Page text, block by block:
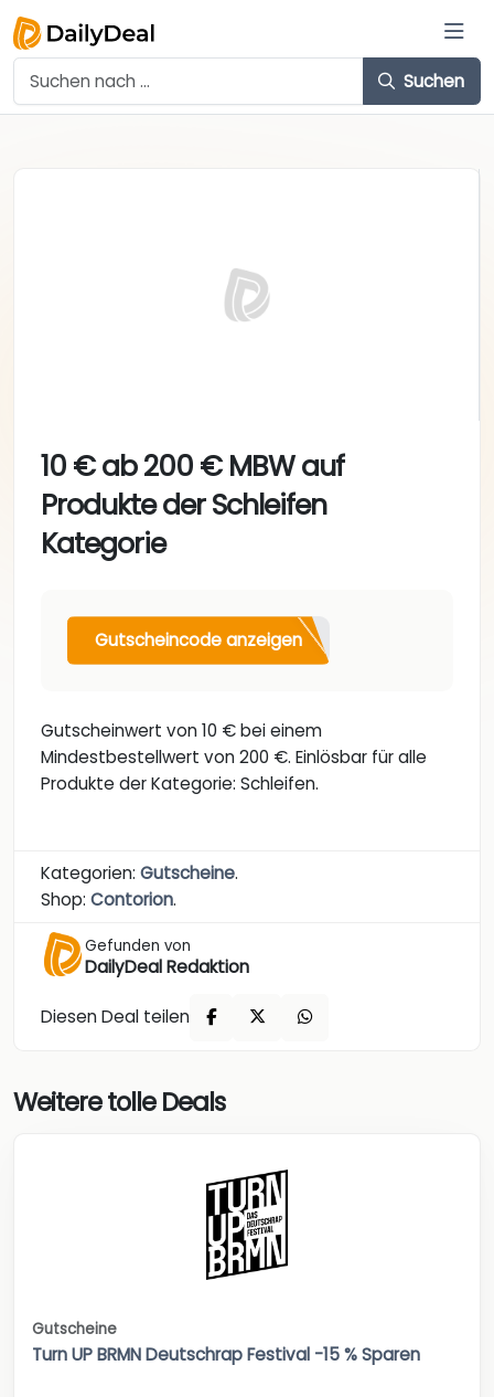
Suchen
10 € ab 200 € MBW auf
Produkte der Schleifen
Kategorie
Gutscheincode anzeigen
Gutscheinwert von 10 € bei einem
Mindestbestellwert von 200 €. Einlösbar für alle
Produkte der Kategorie: Schleifen.
Kategorien: Gutscheine.
Shop: Contorion.
Gefunden von
DailyDeal Redaktion
Diesen Deal teilen
Weitere tolle Deals
Gutscheine
Turn UP BRMN Deutschrap Festival -15 % Sparen